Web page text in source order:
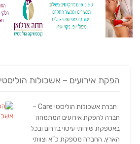
הפקת אירועים – אשכולות הוליסטי Care
חברת אשכולות הוליסטי Care –
חברה להפקת אירועים המתמחה
באספקת שירותי עיסוי בדרום ובכל
הארץ, החברה מספקת כ"א וצוותי